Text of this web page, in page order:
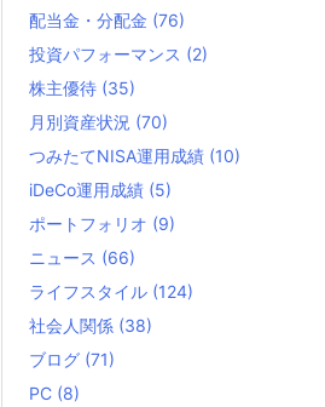
配当金・分配金 (76)
投資パフォーマンス (2)
株主優待 (35)
月別資産状況 (70)
つみたてNISA運用成績 (10)
iDeCo運用成績 (5)
ポートフォリオ (9)
ニュース (66)
ライフスタイル (124)
社会人関係 (38)
ブログ (71)
PC (8)